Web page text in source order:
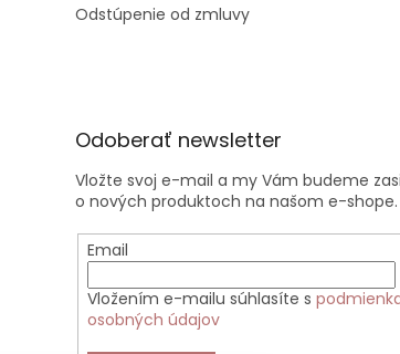
Odstúpenie od zmluvy
Odoberať newsletter
Vložte svoj e-mail a my Vám budeme
o nových produktoch na našom e-shope.
Email
Vložením e-mailu súhlasíte s
osobných údajov